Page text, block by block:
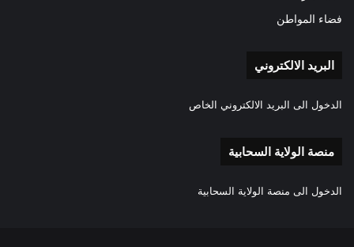
فضاء المواطن
البريد الالكتروني
الدخول الى البريد الالكتروني الخاص
منصة الولاية السحابية
الدخول الى منصة الولاية السحابية